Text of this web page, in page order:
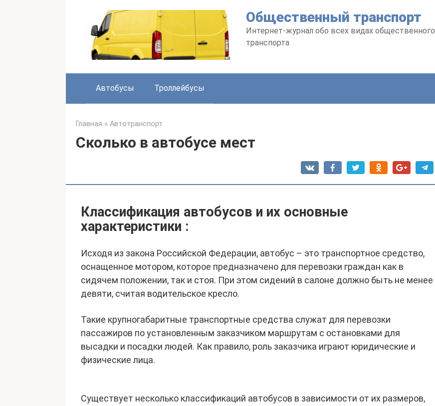
Общественный транспорт
Интернет-журнал обо всех видах общественного
транспорта
Автобусы Троллейбусы
Главная » Автотранспорт
Сколько в автобусе мест
Классификация автобусов и их основные
характеристики :
Исходя из закона Российской Федерации, автобус – это транспортное средство,
оснащенное мотором, которое предназначено для перевозки граждан как в
сидячем положении, так и стоя. При этом сидений в салоне должно быть не менее
девяти, считая водительское кресло.
Такие крупногабаритные транспортные средства служат для перевозки
пассажиров по установленным заказчиком маршрутам с остановками для
высадки и посадки людей. Как правило, роль заказчика играют юридические и
физические лица.
Существует несколько классификаций автобусов в зависимости от их размеров,